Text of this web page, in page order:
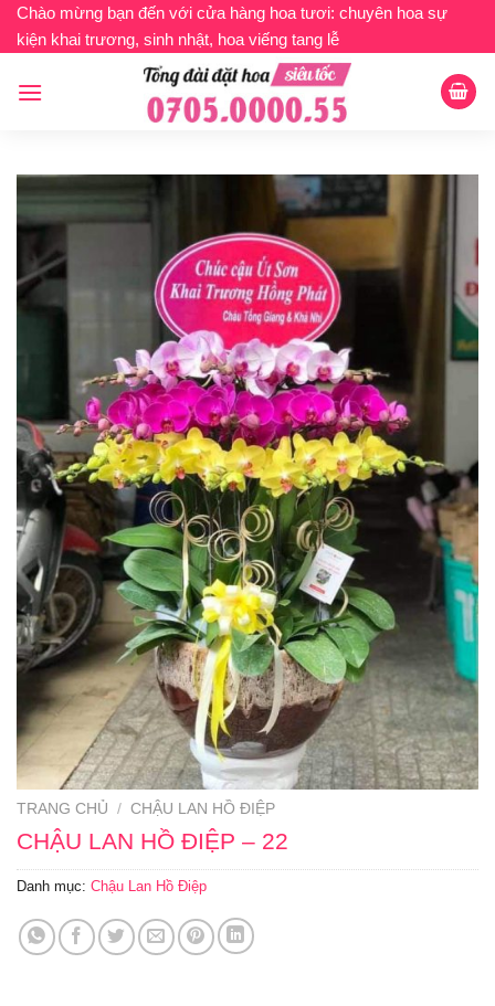
Bỏ
qua
dung
Chào mừng bạn đến với cửa hàng hoa tươi: chuyên hoa sự
kiện khai trương, sinh nhật, hoa viếng tang lễ
TRANG CHỦ / CHẬU LAN HỒ ĐIỆP
CHẬU LAN HỒ ĐIỆP – 22
Danh mục: Chậu Lan Hồ Điệp